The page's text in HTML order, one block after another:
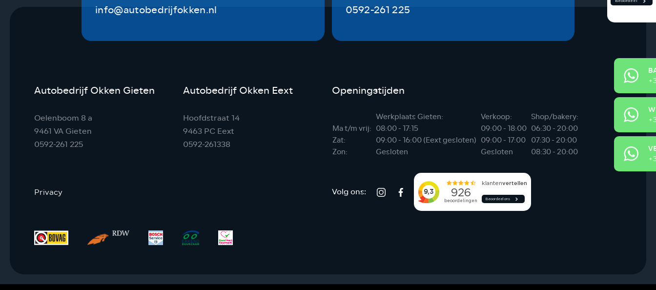
info@autobedrijfokken.nl 0592-261 225
Autobedrijf Okken Gieten
Oelenboom 8 a
9461 VA Gieten
0592-261 225
Autobedrijf Okken Eext
Hoofdstraat 14
9463 PC Eext
0592-261338
Openingstijden
Werkplaats Gieten: Verkoop:
Shop/bakery:
Ma t/m vrij: 08:00 - 17:15 09:00 - 18:00 06:30 - 20:00
Zat:
09:00 - 16:00 (Eext gesloten) 09:00 - 17:00 07:30 - 20:00
Zon:
Gesloten Gesloten 08:30 - 20:00
Volg ons:
Privacy